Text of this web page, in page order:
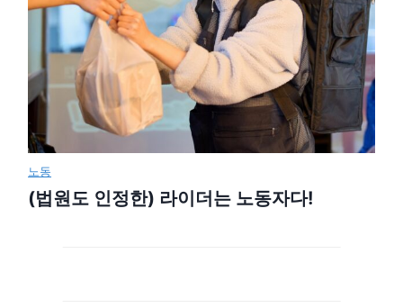
노동
(법원도 인정한) 라이더는 노동자다!